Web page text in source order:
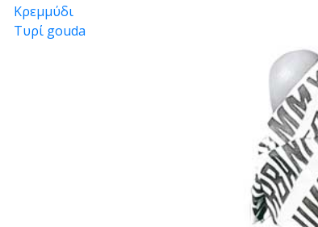
Πλοήγηση
άρθρων
Κρεµµύδι
Τυρί gouda